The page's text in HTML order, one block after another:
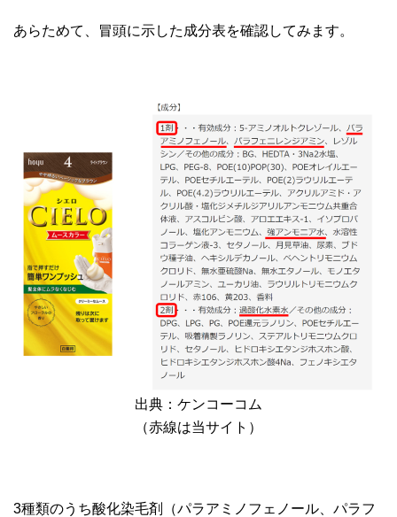
あらためて、冒頭に示した成分表を確認してみます。
出典：ケンコーコム
（赤線は当サイト）
3種類のうち酸化染毛剤（パラアミノフェノール、パラフ